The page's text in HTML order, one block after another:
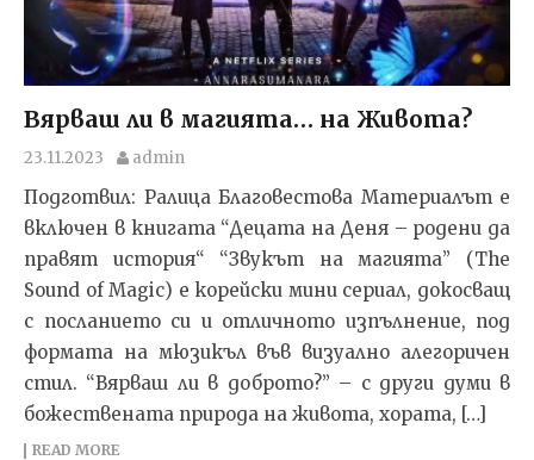
Вярваш ли в магията… на Живота?
23.11.2023 admin
Подготвил: Ралица Благовестова Материалът е
включен в книгата “Децата на Деня – родени да
правят история“ “Звукът на магията” (The
Sound of Magic) е корейски мини сериал, докосващ
с посланието си и отличното изпълнение, под
формата на мюзикъл във визуално алегоричен
стил. “Вярваш ли в доброто?” – с други думи в
божествената природа на живота, хората, […]
READ MORE